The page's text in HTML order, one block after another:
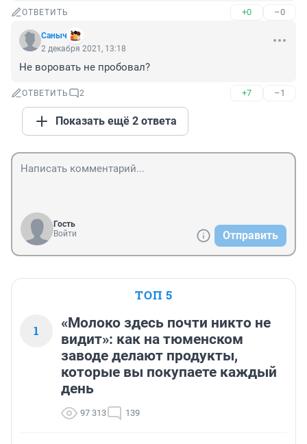
ОТВЕТИТЬ +0 –0
Сaныч
2 декабря 2021, 13:18
Не воровать не пробовал?
ОТВЕТИТЬ 2 +7 –1
Показать ещё 2 ответа
Гость
Войти
Отправить
ТОП 5
1
«Молоко здесь почти никто не
видит»: как на тюменском
заводе делают продукты,
которые вы покупаете каждый
день
97 313 139